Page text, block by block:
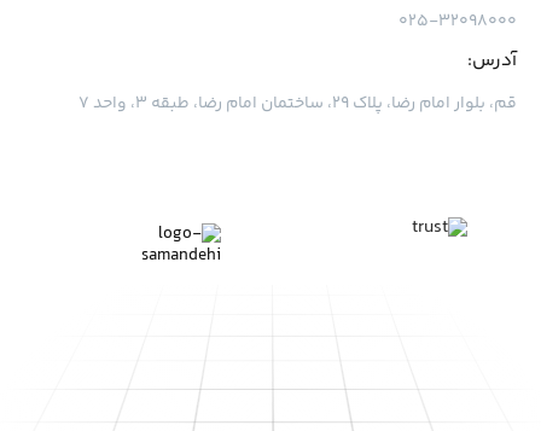
۰۲۵-۳۲۰۹۸۰۰۰
آدرس:
قم، بلوار امام رضا، پلاک ۲۹، ساختمان امام رضا، طبقه ۳، واحد ۷